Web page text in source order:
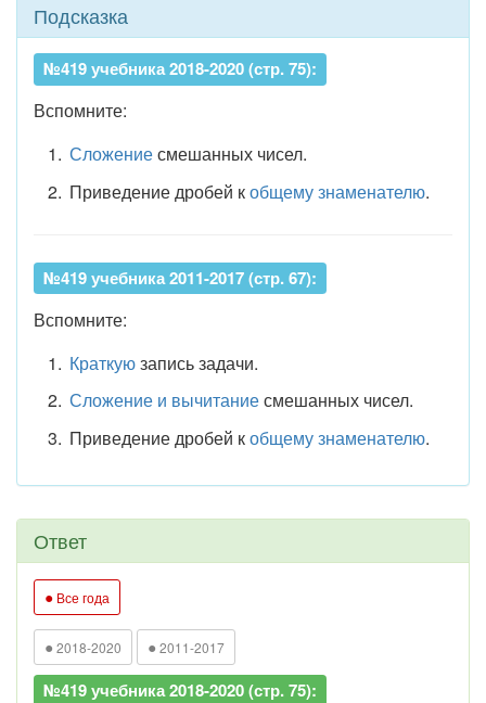
Подсказка
№419 учебника 2018-2020 (стр. 75):
Вспомните:
Сложениесмешанных чисел.
Приведение дробей кобщему знаменателю.
№419 учебника 2011-2017 (стр. 67):
Вспомните:
Краткуюзапись задачи.
Сложение и вычитаниесмешанных чисел.
Приведение дробей кобщему знаменателю.
Ответ
● Все года
● 2018-2020 ● 2011-2017
№419 учебника 2018-2020 (стр. 75):